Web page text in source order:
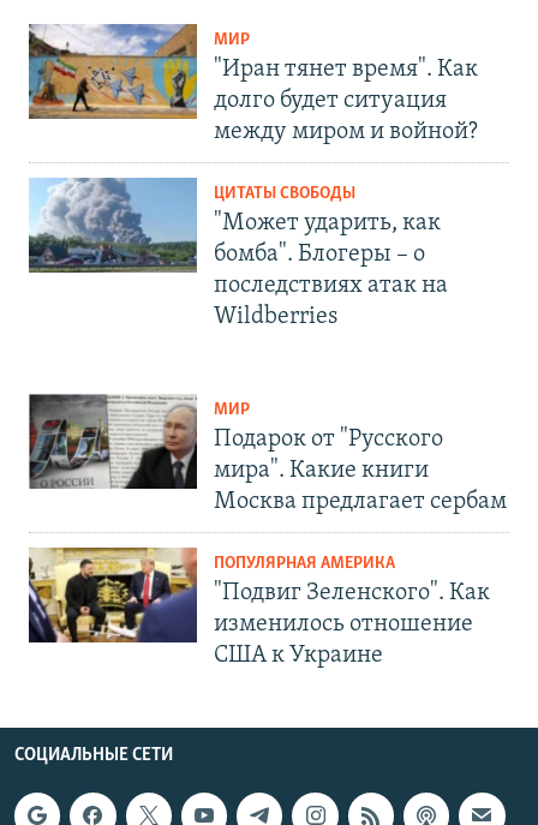
МИР
"Иран тянет время". Как
долго будет ситуация
между миром и войной?
ЦИТАТЫ СВОБОДЫ
"Может ударить, как
бомба". Блогеры – о
последствиях атак на
Wildberries
МИР
Подарок от "Русского
мира". Какие книги
Москва предлагает сербам
ПОПУЛЯРНАЯ АМЕРИКА
"Подвиг Зеленского". Как
изменилось отношение
США к Украине
СОЦИАЛЬНЫЕ СЕТИ